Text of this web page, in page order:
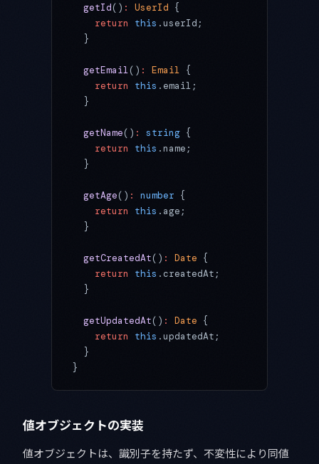
  getId
() : UserId {
    return
this .userId;
  }
  getEmail
() : Email {
    return
this .email;
  }
  getName
() : string {
    return
this .name;
  }
  getAge
() : number {
    return
this .age;
  }
  getCreatedAt
() : Date {
    return
this .createdAt;
  }
  getUpdatedAt
() : Date {
    return
this .updatedAt;
  }
}
値オブジェクトの実装
値オブジェクトは、識別子を持たず、不変性により同値